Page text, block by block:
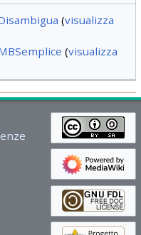
(visualizza
(visualizza